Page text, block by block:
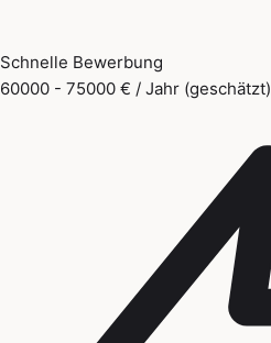
Schnelle Bewerbung
60000 - 75000 € / Jahr (geschätzt)